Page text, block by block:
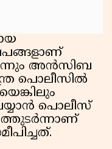
അൻസിബ
പൊലീസിൽ
പൊലീസ്